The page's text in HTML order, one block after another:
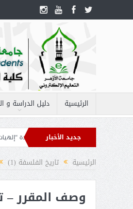
الرئيسية دليل الدراسة و
جديد الأخبار الفقه 1 أهداف مقرر – العقيدة “إلهيات”
الرئيسية تاريخ الفلسفة (1)
وصف المقرر –